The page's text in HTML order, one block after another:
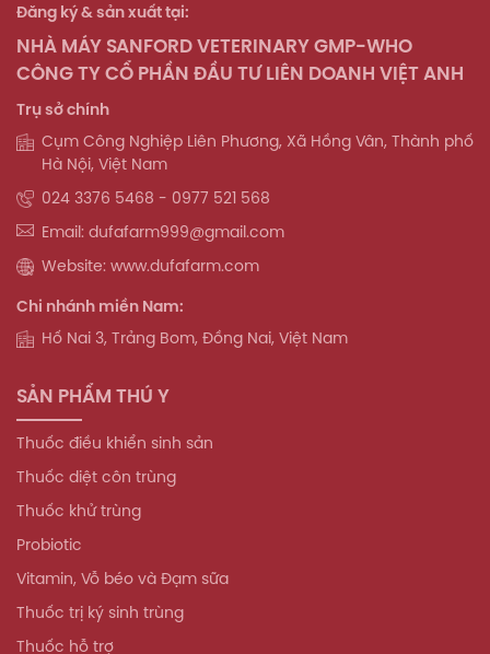
Đăng ký & sản xuất tại:
NHÀ MÁY SANFORD VETERINARY GMP-WHO
CÔNG TY CỔ PHẦN ĐẦU TƯ LIÊN DOANH VIỆT ANH
Trụ sở chính
Cụm Công Nghiệp Liên Phương, Xã Hồng Vân, Thành phố
Hà Nội, Việt Nam
024 3376 5468 - 0977 521 568
Email: dufafarm999@gmail.com
Website: www.dufafarm.com
Chi nhánh miền Nam:
Hố Nai 3, Trảng Bom, Đồng Nai, Việt Nam
SẢN PHẨM THÚ Y
Thuốc điều khiển sinh sản
Thuốc diệt côn trùng
Thuốc khử trùng
Probiotic
Vitamin, Vỗ béo và Đạm sữa
Thuốc trị ký sinh trùng
Thuốc hỗ trợ